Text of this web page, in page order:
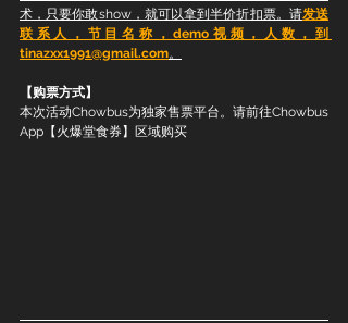
术，只要你敢show，就可以拿到半价折扣票。请发送
联系人，节目名称，demo视频，人数，到
tinazxx1991@gmail.com。
【购票方式】
本次活动Chowbus为独家售票平台。请前往Chowbus
App【火爆堂食券】区域购买